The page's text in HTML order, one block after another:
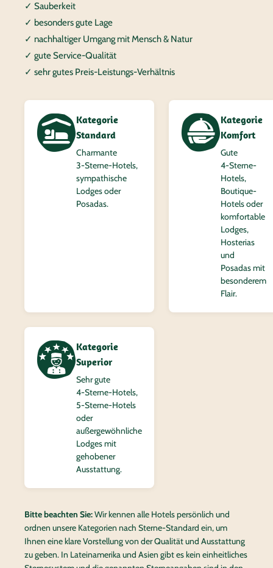
✓ Sauberkeit
✓ besonders gute Lage
✓ nachhaltiger Umgang mit Mensch & Natur
✓ gute Service-Qualität
✓ sehr gutes Preis-Leistungs-Verhältnis
Kategorie
Standard
Charmante
3‑Sterne-Hotels,
sympathische
Lodges oder
Posadas.
Kategorie
Komfort
Gute
4‑Sterne-
Hotels,
Boutique-
Hotels oder
komfortable
Lodges,
Hosterias
und
Posadas mit
besonderem
Flair.
Kategorie
Superior
Sehr gute
4‑Sterne-Hotels,
5‑Sterne-Hotels
oder
außergewöhnliche
Lodges mit
gehobener
Ausstattung.
Bitte beachten Sie:Wir kennen alle Hotels persönlich und
ordnen unsere Kategorien nach Sterne-Standard ein, um
Ihnen eine klare Vorstellung von der Qualität und Ausstattung
zu geben. In Lateinamerika und Asien gibt es kein einheitliches